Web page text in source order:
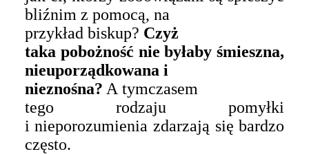
bliźnim z pomocą, na
przykład biskup? Czyż
taka pobożność nie byłaby śmieszna,
nieuporządkowana i
nieznośna? A tymczasem
tego rodzaju pomyłki
i nieporozumienia zdarzają się bardzo
często.